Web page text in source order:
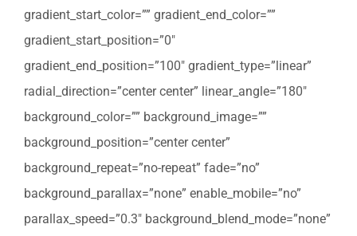
gradient_start_color=”” gradient_end_color=””
gradient_start_position=”0″
gradient_end_position=”100″ gradient_type=”linear”
radial_direction=”center center” linear_angle=”180″
background_color=”” background_image=””
background_position=”center center”
background_repeat=”no-repeat” fade=”no”
background_parallax=”none” enable_mobile=”no”
parallax_speed=”0.3″ background_blend_mode=”none”